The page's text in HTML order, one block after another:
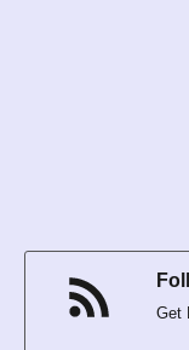
Get